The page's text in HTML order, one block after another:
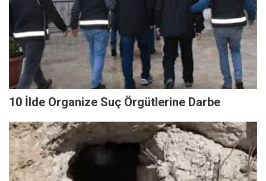
10 İlde Organize Suç Örgütlerine Darbe